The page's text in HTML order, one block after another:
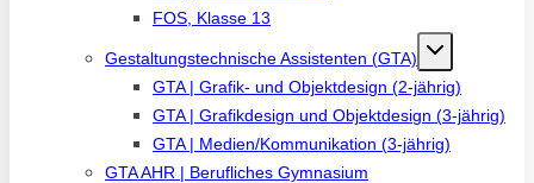
FOS, Klasse 13
Gestaltungstechnische Assistenten (GTA)
GTA | Grafik- und Objektdesign (2-jährig)
GTA | Grafikdesign und Objektdesign (3-jährig)
GTA | Medien/Kommunikation (3-jährig)
GTA AHR | Berufliches Gymnasium